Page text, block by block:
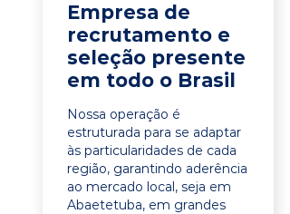
Empresa de
recrutamento e
seleção presente
em todo o Brasil
Nossa operação é
estruturada para se adaptar
às particularidades de cada
região, garantindo aderência
ao mercado local, seja em
Abaetetuba, em grandes